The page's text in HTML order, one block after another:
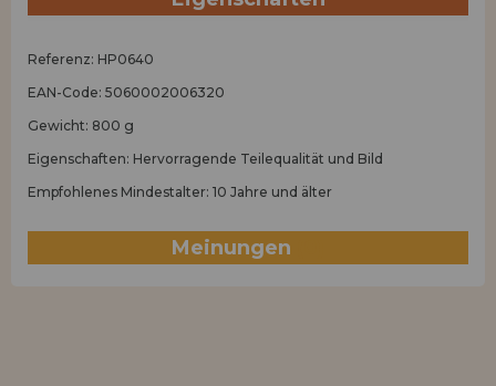
Referenz: HP0640
EAN-Code: 5060002006320
Gewicht: 800 g
Eigenschaften: Hervorragende Teilequalität und Bild
Empfohlenes Mindestalter: 10 Jahre und älter
Meinungen